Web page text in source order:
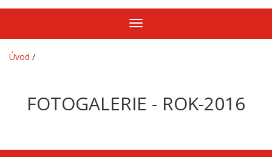
Zobrazit/skrýt
navigaci
Úvod /
FOTOGALERIE - ROK-2016